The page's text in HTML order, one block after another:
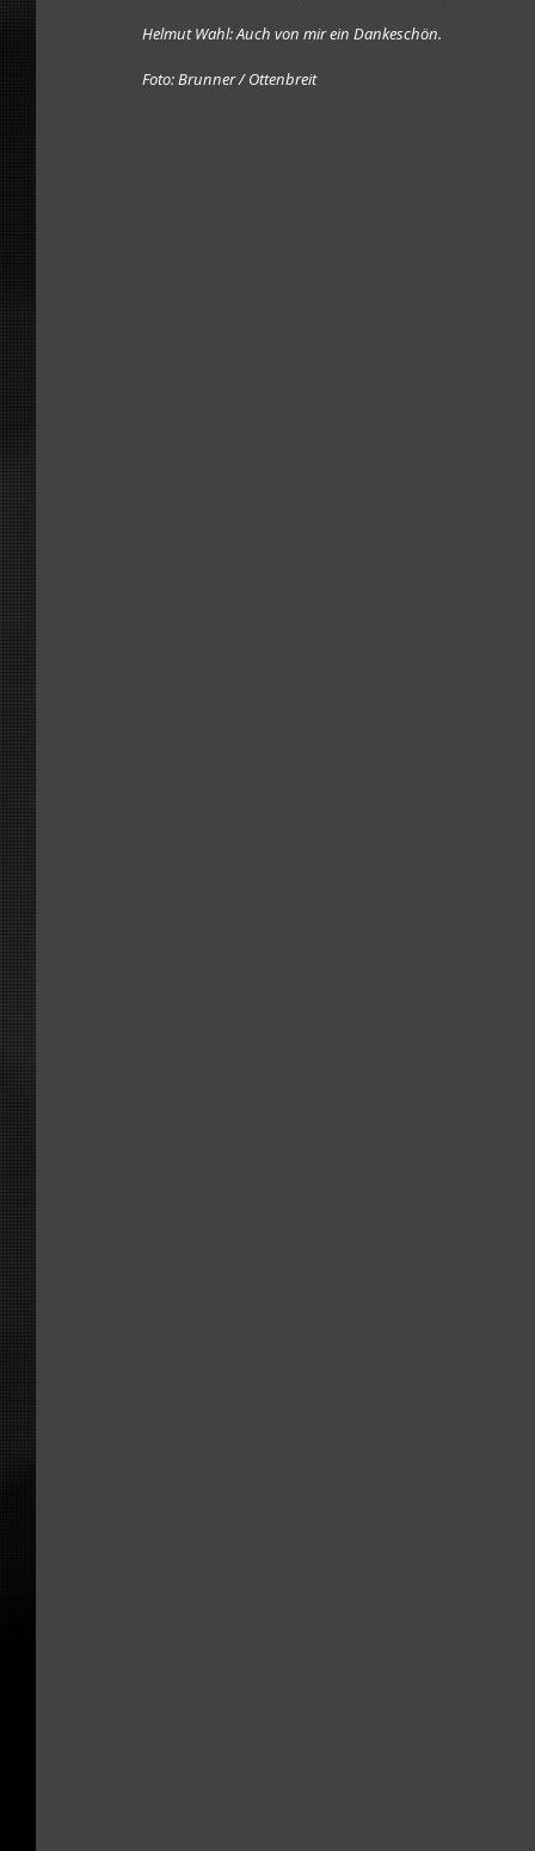
Helmut Wahl: Auch von mir ein Dankeschön.
Foto: Brunner / Ottenbreit